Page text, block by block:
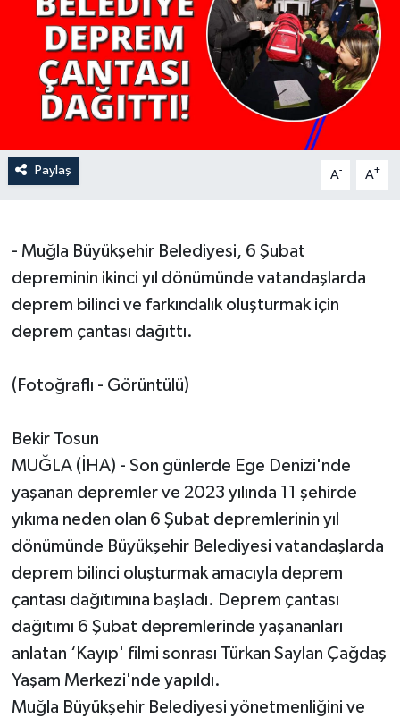
Paylaş A- A+
- Muğla Büyükşehir Belediyesi, 6 Şubat
depreminin ikinci yıl dönümünde vatandaşlarda
deprem bilinci ve farkındalık oluşturmak için
deprem çantası dağıttı.
(Fotoğraflı - Görüntülü)
Bekir Tosun
MUĞLA (İHA) - Son günlerde Ege Denizi'nde
yaşanan depremler ve 2023 yılında 11 şehirde
yıkıma neden olan 6 Şubat depremlerinin yıl
dönümünde Büyükşehir Belediyesi vatandaşlarda
deprem bilinci oluşturmak amacıyla deprem
çantası dağıtımına başladı. Deprem çantası
dağıtımı 6 Şubat depremlerinde yaşananları
anlatan ‘Kayıp' filmi sonrası Türkan Saylan Çağdaş
Yaşam Merkezi'nde yapıldı.
Muğla Büyükşehir Belediyesi yönetmenliğini ve